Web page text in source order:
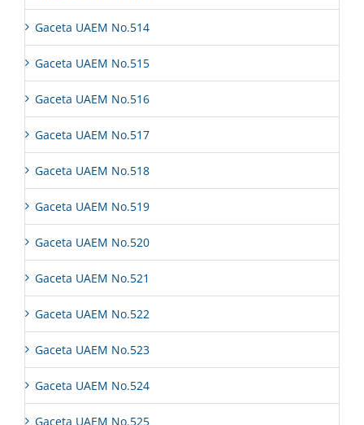
Gaceta UAEM No.514
Gaceta UAEM No.515
Gaceta UAEM No.516
Gaceta UAEM No.517
Gaceta UAEM No.518
Gaceta UAEM No.519
Gaceta UAEM No.520
Gaceta UAEM No.521
Gaceta UAEM No.522
Gaceta UAEM No.523
Gaceta UAEM No.524
Gaceta UAEM No.525